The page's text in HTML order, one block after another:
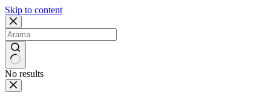
Skip to content
No results